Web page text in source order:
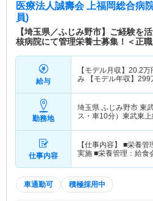
医療法人誠壽会 上福岡総合病
員)
【埼玉県／ふじみ野市】ご経験
核病院にて管理栄養士募集！＜正職
給与
【モデル月収】 20.2万
み 【モデル年収】 299
勤務地
埼玉県 ふじみ野市 東
ス・車10分）東武東
仕事内容
【仕事内容】 ■栄養
実施 ■栄養管理：給
車通勤可 積極採用中